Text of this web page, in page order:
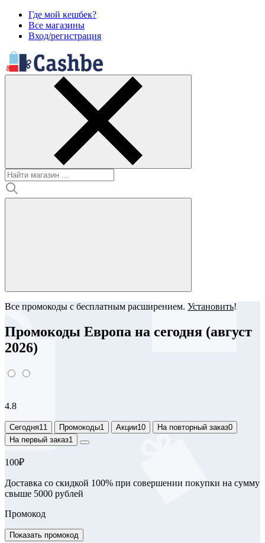
Где мой кешбек?
Все магазины
Вход/регистрация
Все промокоды с бесплатным расширением. Установить!
Промокоды Европа на сегодня (август
2026)
4.8
Сегодня11 Промокоды1 Акции10 На повторный заказ0
На первый заказ1
100₽
Доставка со скидкой 100% при совершении покупки на сумму
свыше 5000 рублей
Промокод
Показать промокод